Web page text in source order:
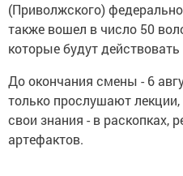
(Приволжского)
также вошел в число 50
которые будут
До окончания смены - 6
только прослушают
свои знания - в раскопках,
артефактов.